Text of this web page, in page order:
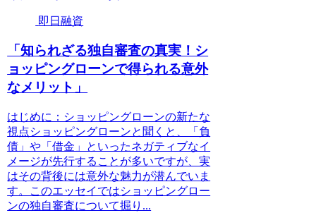
即日融資
「知られざる独自審査の真実！シ
ョッピングローンで得られる意外
なメリット」
はじめに：ショッピングローンの新たな
視点ショッピングローンと聞くと、「負
債」や「借金」といったネガティブなイ
メージが先行することが多いですが、実
はその背後には意外な魅力が潜んでいま
す。このエッセイではショッピングロー
ンの独自審査について掘り...